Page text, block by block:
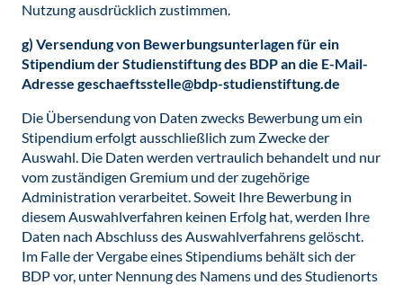
Nutzung ausdrücklich zustimmen.
g) Versendung von Bewerbungsunterlagen für ein
Stipendium der Studienstiftung des BDP an die E-Mail-
Adresse geschaeftsstelle@bdp-studienstiftung.de
Die Übersendung von Daten zwecks Bewerbung um ein
Stipendium erfolgt ausschließlich zum Zwecke der
Auswahl. Die Daten werden vertraulich behandelt und nur
vom zuständigen Gremium und der zugehörige
Administration verarbeitet. Soweit Ihre Bewerbung in
diesem Auswahlverfahren keinen Erfolg hat, werden Ihre
Daten nach Abschluss des Auswahlverfahrens gelöscht.
Im Falle der Vergabe eines Stipendiums behält sich der
BDP vor, unter Nennung des Namens und des Studienorts